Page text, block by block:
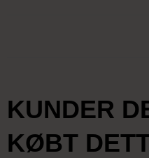
KUNDER
KØBT